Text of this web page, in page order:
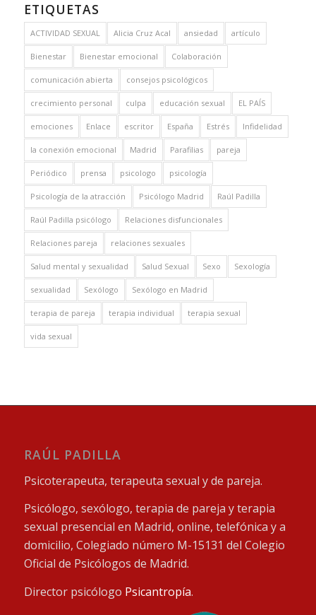
ETIQUETAS
ACTIVIDAD SEXUAL Alicia Cruz Acal ansiedad artículo
Bienestar Bienestar emocional Colaboración
comunicación abierta consejos psicológicos
crecimiento personal culpa educación sexual EL PAÍS
emociones Enlace escritor España Estrés Infidelidad
la conexión emocional Madrid Parafilias pareja
Periódico prensa psicologo psicología
Psicología de la atracción Psicólogo Madrid Raúl Padilla
Raúl Padilla psicólogo Relaciones disfuncionales
Relaciones pareja relaciones sexuales
Salud mental y sexualidad Salud Sexual Sexo Sexología
sexualidad Sexólogo Sexólogo en Madrid
terapia de pareja terapia individual terapia sexual
vida sexual
RAÚL PADILLA
Psicoterapeuta, terapeuta sexual y de pareja.
Psicólogo, sexólogo, terapia de pareja y terapia
sexual presencial en Madrid, online, telefónica y a
domicilio, Colegiado número M-15131 del Colegio
Oficial de Psicólogos de Madrid.
Director psicólogo Psicantropía.